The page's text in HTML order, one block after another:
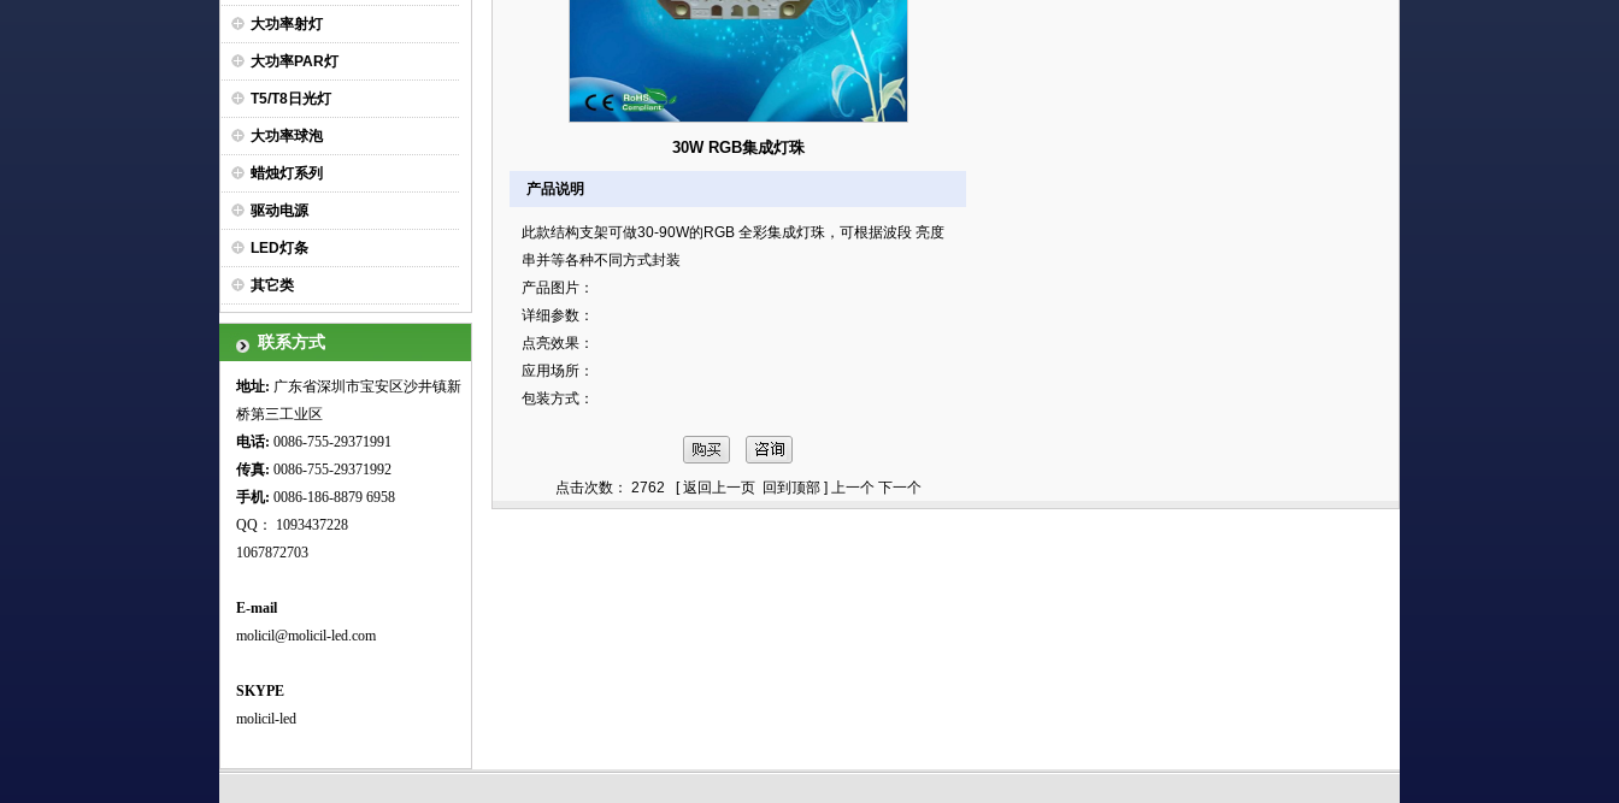
大功率射灯
大功率PAR灯
T5/T8日光灯
大功率球泡
蜡烛灯系列
驱动电源
LED灯条
其它类
联系方式
地址: 广东省深圳市宝安区沙井镇新
桥第三工业区
电话: 0086-755-29371991
传真: 0086-755-29371992
手机: 0086-186-8879 6958
QQ： 1093437228
1067872703
E-mail
molicil@molicil-led.com
SKYPE
molicil-led
30W RGB集成灯珠
产品说明
此款结构支架可做30-90W的RGB 全彩集成灯珠，可根据波段 亮度
串并等各种不同方式封装
产品图片：
详细参数：
点亮效果：
应用场所：
包装方式：
点击次数： 2762 [返回上一页 回到顶部] 上一个 下一个